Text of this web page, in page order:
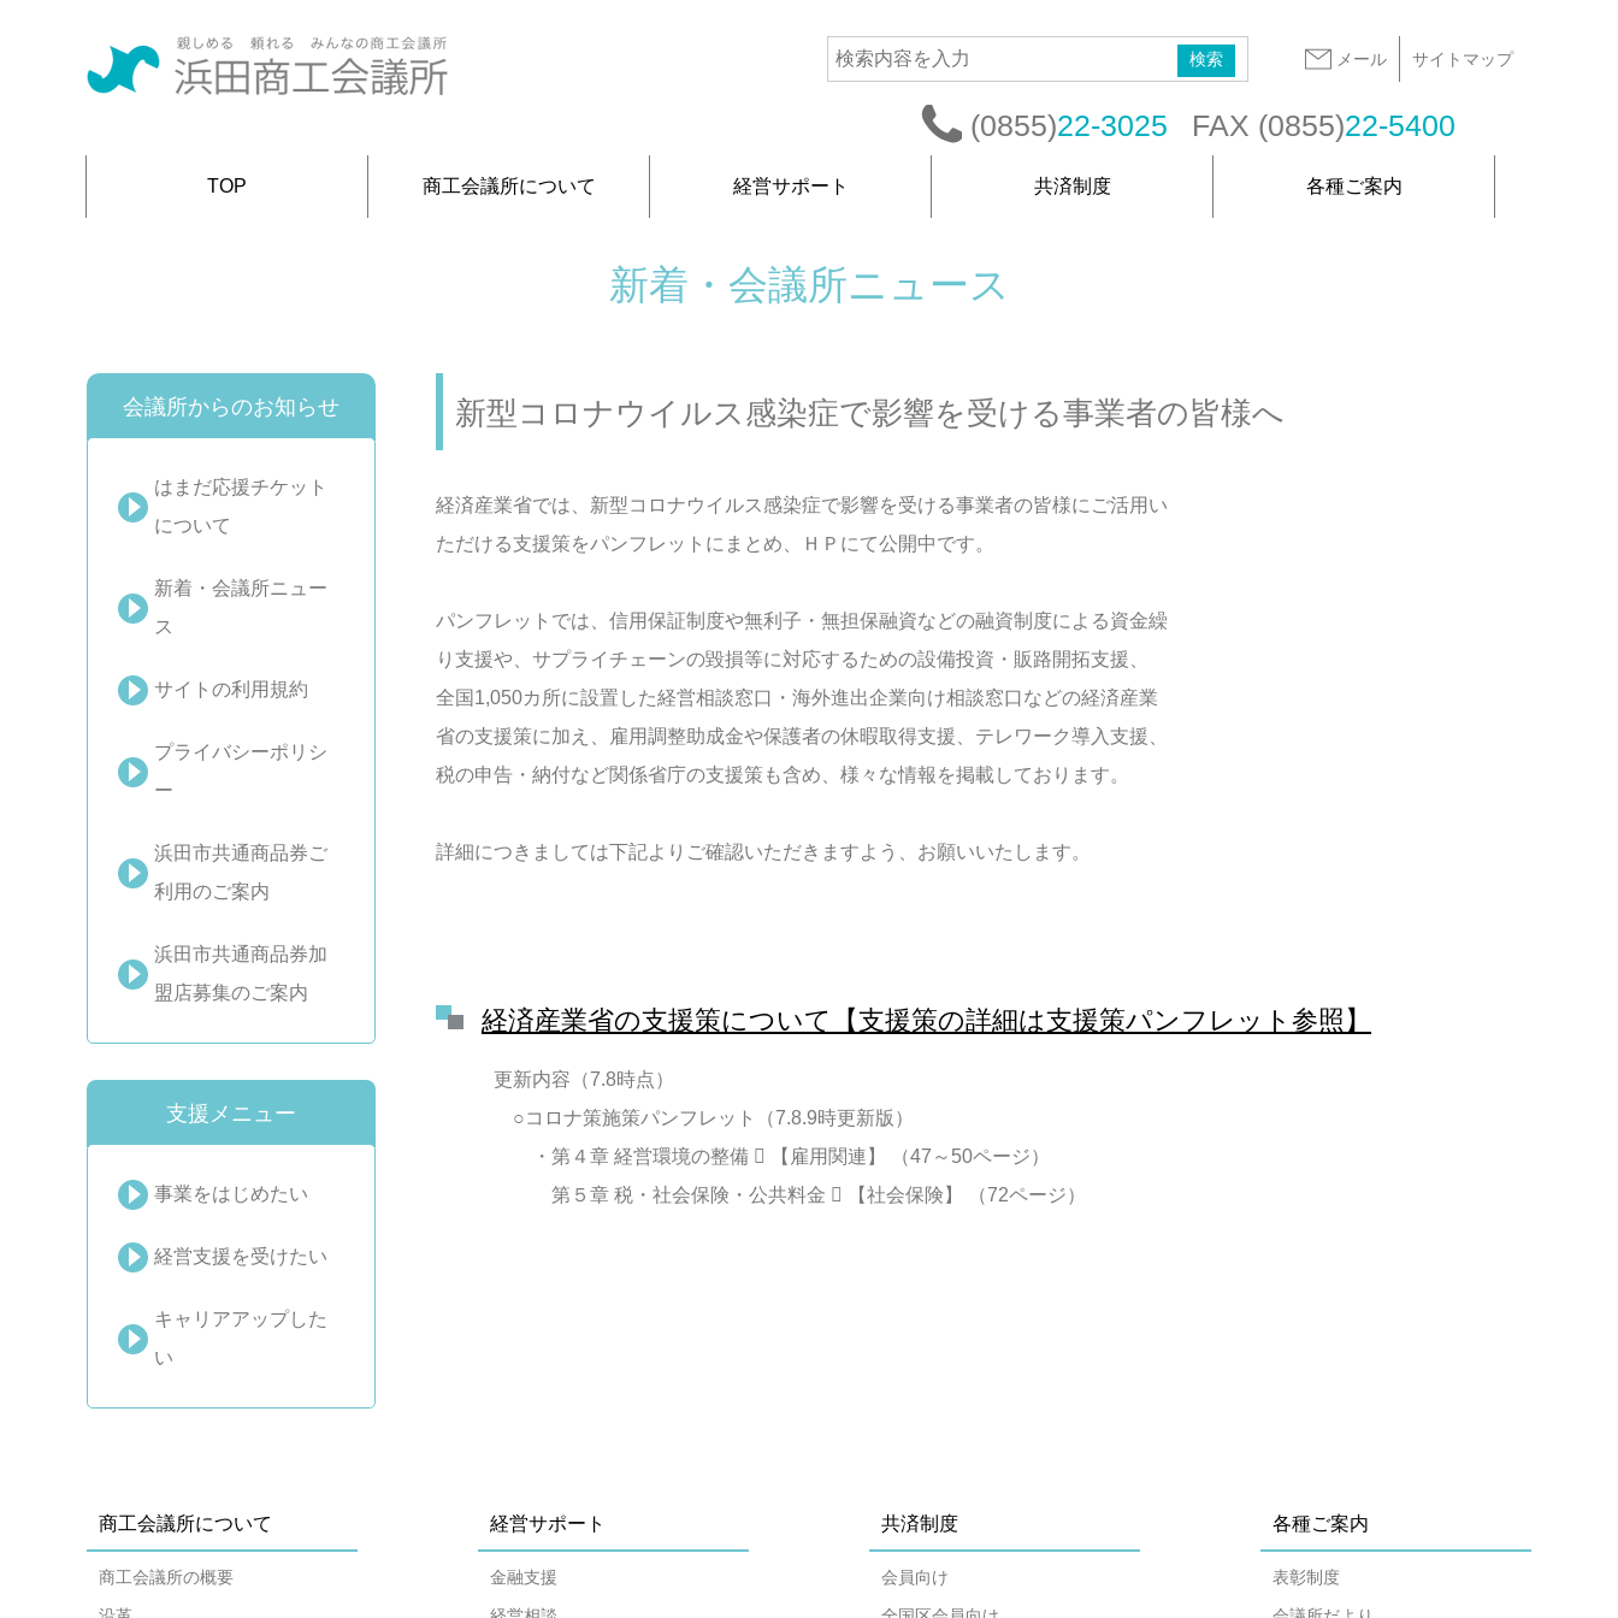
メール サイトマップ
(0855)22-3025 FAX (0855)22-5400
TOP 商工会議所について 経営サポート 共済制度 各種ご案内
新着・会議所ニュース
会議所からのお知らせ
はまだ応援チケット
について
新着・会議所ニュー
ス
サイトの利用規約
プライバシーポリシ
ー
浜田市共通商品券ご
利用のご案内
浜田市共通商品券加
盟店募集のご案内
支援メニュー
事業をはじめたい
経営支援を受けたい
キャリアアップした
い
新型コロナウイルス感染症で影響を受ける事業者の皆様へ
経済産業省では、新型コロナウイルス感染症で影響を受ける事業者の皆様にご活用い
ただける支援策をパンフレットにまとめ、ＨＰにて公開中です。
パンフレットでは、信用保証制度や無利子・無担保融資などの融資制度による資金繰
り支援や、サプライチェーンの毀損等に対応するための設備投資・販路開拓支援、
全国1,050カ所に設置した経営相談窓口・海外進出企業向け相談窓口などの経済産業
省の支援策に加え、雇用調整助成金や保護者の休暇取得支援、テレワーク導入支援、
税の申告・納付など関係省庁の支援策も含め、様々な情報を掲載しております。
詳細につきましては下記よりご確認いただきますよう、お願いいたします。
経済産業省の支援策について【支援策の詳細は支援策パンフレット参照】
更新内容（7.8時点）
○コロナ策施策パンフレット（7.8.9時更新版）
・第４章 経営環境の整備  【雇用関連】 （47～50ページ）
第５章 税・社会保険・公共料金  【社会保険】 （72ページ）
商工会議所について
商工会議所の概要
経営サポート
金融支援
共済制度
会員向け
各種ご案内
表彰制度